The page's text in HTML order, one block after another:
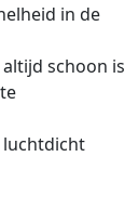
in de
schoon is
luchtdicht